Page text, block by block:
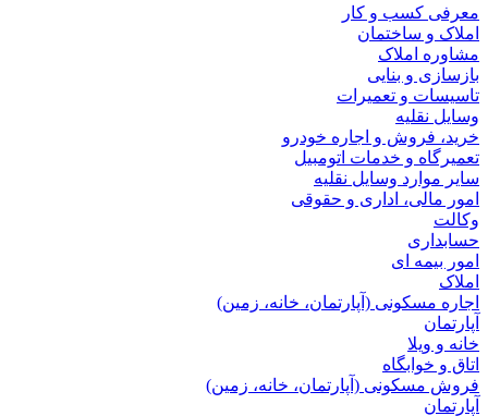
معرفی کسب و کار
املاک و ساختمان
مشاوره املاک
بازسازی و بنایی
تاسیسات و تعمیرات
وسایل نقلیه
خرید، فروش و اجاره خودرو
تعمیرگاه و خدمات اتومبیل
سایر موارد وسایل نقلیه
امور مالی، اداری و حقوقی
وکالت
حسابداری
امور بیمه ای
املاک
اجاره مسکونی (آپارتمان، خانه، زمین)
آپارتمان
خانه و ویلا
اتاق و خوابگاه
فروش مسکونی (آپارتمان، خانه، زمین)
آپارتمان